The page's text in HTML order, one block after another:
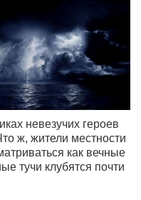
невезучих героев
ж, жители местности
как вечные
тучи клубятся почти